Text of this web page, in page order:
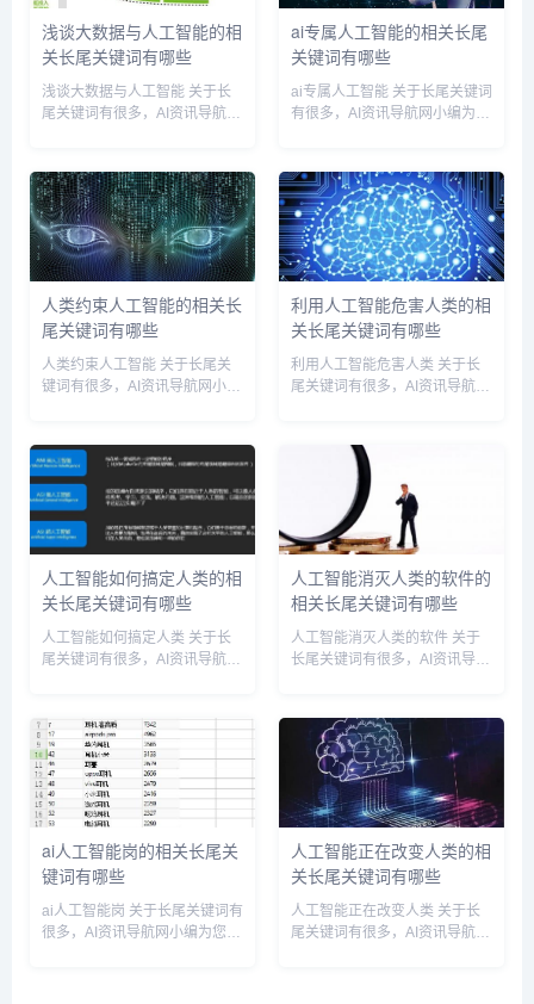
浅谈大数据与人工智能的相
关长尾关键词有哪些
浅谈大数据与人工智能 关于长
尾关键词有很多，AI资讯导航网
尾关键词。 浅谈大数据与人工
智能相关长尾关键词有以下这
些： 浅谈大数据与人工智能...
ai专属人工智能的相关长尾
关键词有哪些
ai专属人工智能 关于长尾关键词
有很多，AI资讯导航网小编为您
属人工智能相关长尾关键词有以
下这些： ai专属人工智能是什
么,ai专属...
人类约束人工智能的相关长
尾关键词有哪些
人类约束人工智能 关于长尾关
键词有很多，AI资讯导航网小编
词。 人类约束人工智能相关长
尾关键词有以下这些： 人类约
束人工智能的例子,人类约束...
利用人工智能危害人类的相
关长尾关键词有哪些
利用人工智能危害人类 关于长
尾关键词有很多，AI资讯导航网
尾关键词。 利用人工智能危害
人类相关长尾关键词有以下这
些： 利用人工智能危害人类...
人工智能如何搞定人类的相
关长尾关键词有哪些
人工智能如何搞定人类 关于长
尾关键词有很多，AI资讯导航网
尾关键词。 人工智能如何搞定
人类相关长尾关键词有以下这
些： 人工智能如何搞定人类...
人工智能消灭人类的软件的
相关长尾关键词有哪些
人工智能消灭人类的软件 关于
长尾关键词有很多，AI资讯导航
关长尾关键词。 人工智能消灭
人类的软件相关长尾关键词有以
下这些： 人工智能消灭人...
ai人工智能岗的相关长尾关
键词有哪些
ai人工智能岗 关于长尾关键词有
很多，AI资讯导航网小编为您整
人工智能正在改变人类的相
关长尾关键词有哪些
人工智能正在改变人类 关于长
尾关键词有很多，AI资讯导航网